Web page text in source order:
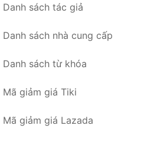
Danh sách tác giả
Danh sách nhà cung cấp
Danh sách từ khóa
Mã giảm giá Tiki
Mã giảm giá Lazada